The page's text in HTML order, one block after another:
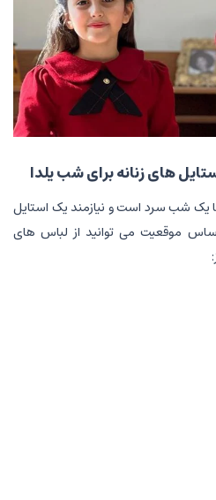
های زنانه برای شب یلدا
یک شب سرد است و نیازمند یک استایل
موقعیت می توانید از لباس های